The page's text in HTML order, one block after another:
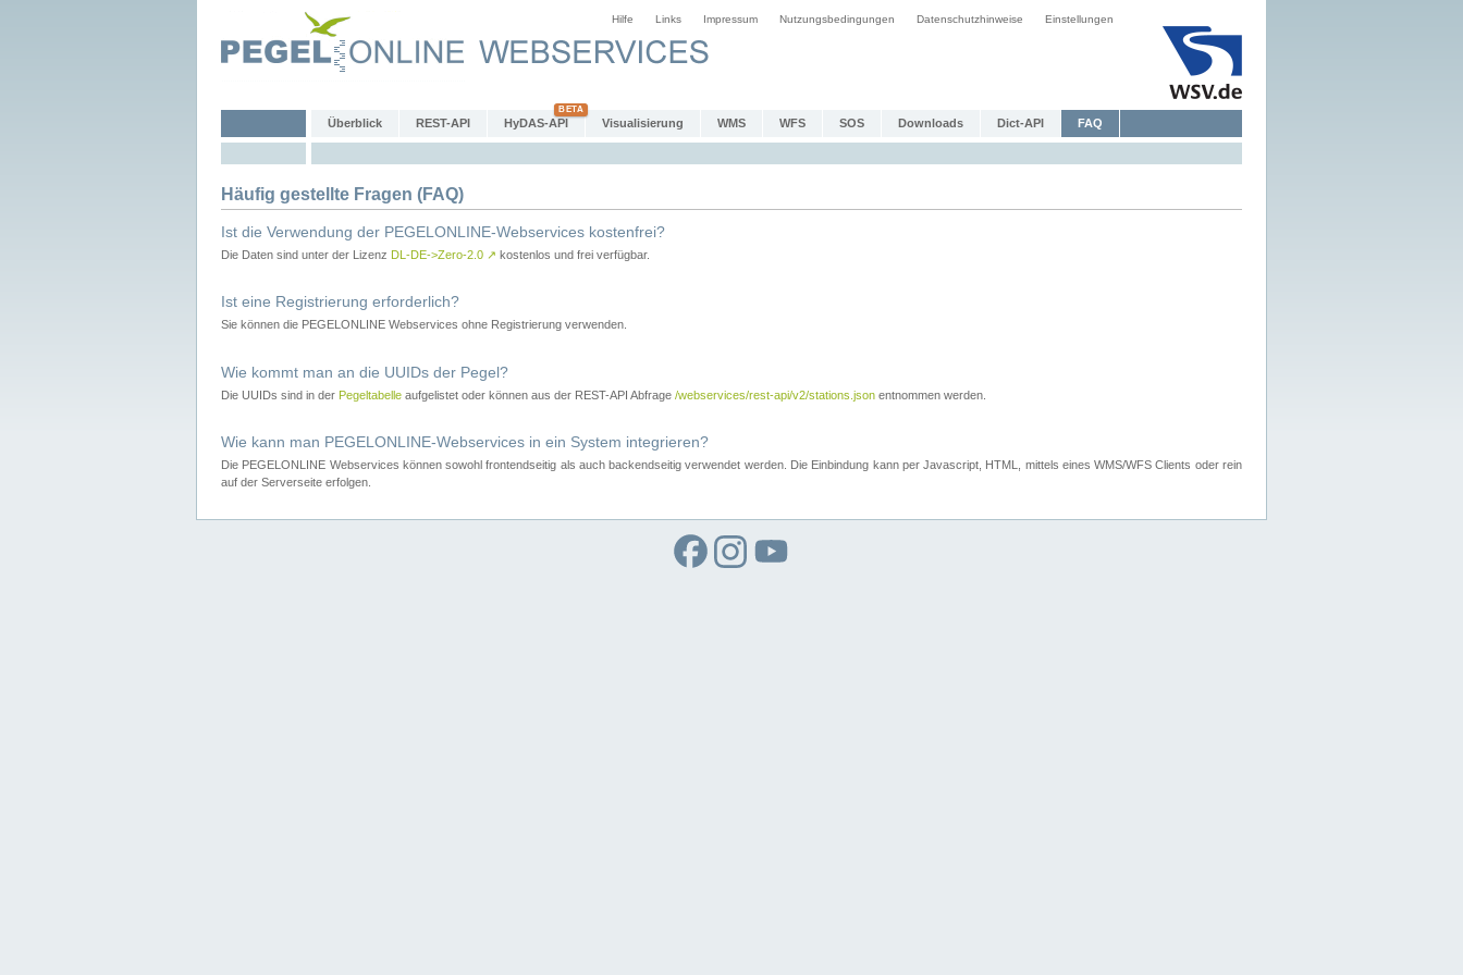
Hilfe Links Impressum Nutzungsbedingungen Datenschutzhinweise Einstellungen
Überblick REST-API HyDAS-API Visualisierung WMS WFS SOS Downloads Dict-API FAQ
Häufig gestellte Fragen (FAQ)
Ist die Verwendung der PEGELONLINE-Webservices kostenfrei?
Die Daten sind unter der Lizenz DL-DE->Zero-2.0 ↗ kostenlos und frei verfügbar.
Ist eine Registrierung erforderlich?
Sie können die PEGELONLINE Webservices ohne Registrierung verwenden.
Wie kommt man an die UUIDs der Pegel?
Die UUIDs sind in der Pegeltabelle aufgelistet oder können aus der REST-API Abfrage /webservices/rest-api/v2/stations.json entnommen werden.
Wie kann man PEGELONLINE-Webservices in ein System integrieren?
Die PEGELONLINE Webservices können sowohl frontendseitig als auch backendseitig verwendet werden. Die Einbindung kann per Javascript, HTML, mittels eines WMS/WFS Clients oder rein
auf der Serverseite erfolgen.